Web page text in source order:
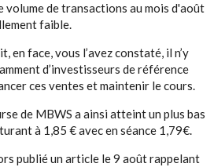
volume de transactions au mois d'août
faible.
en face, vous l’avez constaté, il n’y
d’investisseurs de référence
ces ventes et maintenir le cours.
de MBWS a ainsi atteint un plus bas
à 1,85 € avec en séance 1,79€.
publié un article le 9 août rappelant